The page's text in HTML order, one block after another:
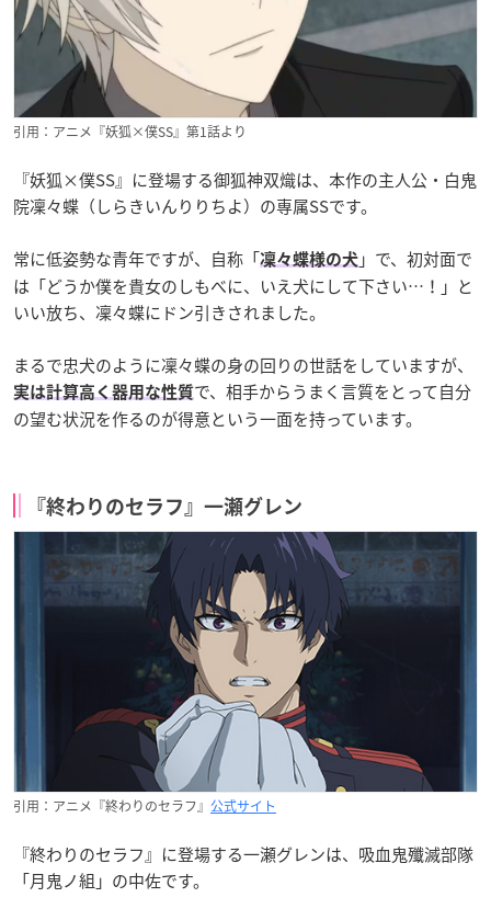
引用：アニメ『妖狐×僕SS』第1話より
『妖狐×僕SS』に登場する御狐神双熾は、本作の主人公・白鬼
院凜々蝶（しらきいんりりちよ）の専属SSです。
常に低姿勢な青年ですが、自称「凜々蝶様の犬 」で、初対面で
は「どうか僕を貴女のしもべに、いえ犬にして下さい…！」と
いい放ち、凜々蝶にドン引きされました。
まるで忠犬のように凜々蝶の身の回りの世話をしていますが、
実は計算高く器用な性質で、相手からうまく言質をとって自分
の望む状況を作るのが得意という一面を持っています。
『終わりのセラフ』一瀬グレン
引用：アニメ『終わりのセラフ』 公式サイト
『終わりのセラフ』に登場する一瀬グレンは、吸血鬼殲滅部隊
「月鬼ノ組」の中佐です。